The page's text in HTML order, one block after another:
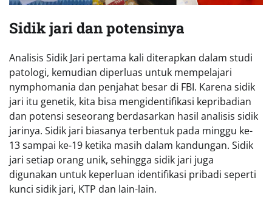
Sidik jari dan potensinya
Analisis Sidik Jari pertama kali diterapkan dalam studi
patologi, kemudian diperluas untuk mempelajari
nymphomania dan penjahat besar di FBI. Karena sidik
jari itu genetik, kita bisa mengidentifikasi kepribadian
dan potensi seseorang berdasarkan hasil analisis sidik
jarinya. Sidik jari biasanya terbentuk pada minggu ke-
13 sampai ke-19 ketika masih dalam kandungan. Sidik
jari setiap orang unik, sehingga sidik jari juga
digunakan untuk keperluan identifikasi pribadi seperti
kunci sidik jari, KTP dan lain-lain.